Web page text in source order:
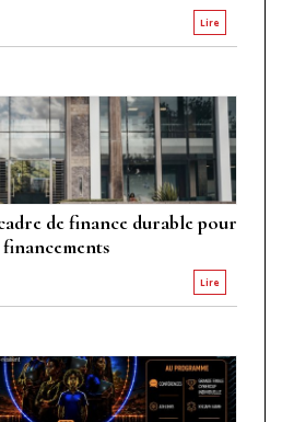
Lire
de finance durable pour
Lire